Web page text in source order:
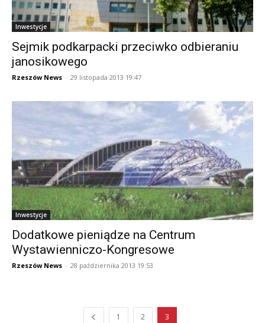
Inwestycje
Sejmik podkarpacki przeciwko odbieraniu
janosikowego
Rzeszów News - 29 listopada 2013 19:47
Inwestycje
Dodatkowe pieniądze na Centrum
Wystawienniczo-Kongresowe
Rzeszów News - 28 października 2013 19:53
1 2 3